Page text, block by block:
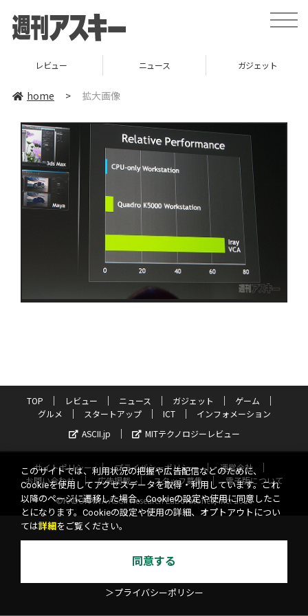
toggle
レビュー ニュース ガジェット
home > 拡大画像
TOP レビュー ニュース ガジェット
ゲーム
グルメ
スタートアップ ICT
インフォメーション
ASCII.jp
MITテクノロジーレビュー
サイトポリシー プライバシーポリシー
運営会社
お問い合わせ
広告掲載 スタッフ募集
電子版について
©KADOKAWA ASCII Research Laboratories, Inc. 2026
このサイトでは、利用状況の把握や広告配信などのために、
Cookieを使用してアクセスデータを取得・利用しています。これ
以降のページに遷移した場合、Cookieの設定や使用に同意したこ
とになります。Cookieの設定や使用の詳細、オプトアウトについ
ては詳細 をご覧ください。
同意する
＞プライバシーポリシー